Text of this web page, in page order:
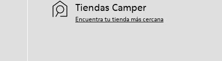
Tiendas Camper
Encuentra tu tienda más cercana